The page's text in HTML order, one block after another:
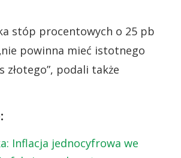
stóp procentowych o 25 pb
powinna mieć istotnego
złotego”, podali także
Inflacja jednocyfrowa we